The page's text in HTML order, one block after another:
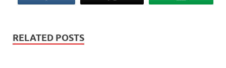
RELATED POSTS